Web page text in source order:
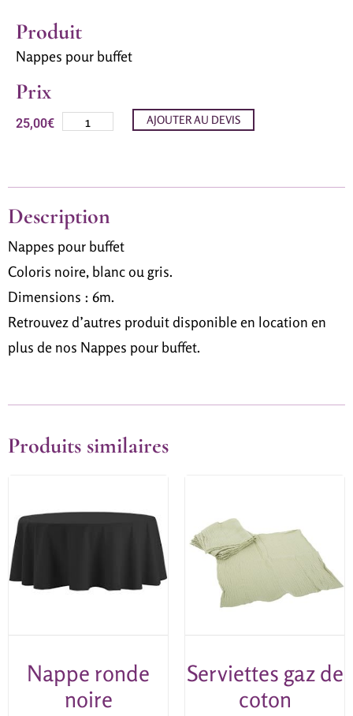
Produit
Nappes pour buffet
Prix
25,00€ AJOUTER AU DEVIS
Description
Nappes pour buffet
Coloris noire, blanc ou gris.
Dimensions : 6m.
Retrouvez d’autres produit disponible en location en
plus de nos Nappes pour buffet.
Produits similaires
Nappe ronde
noire
Serviettes gaz de
coton